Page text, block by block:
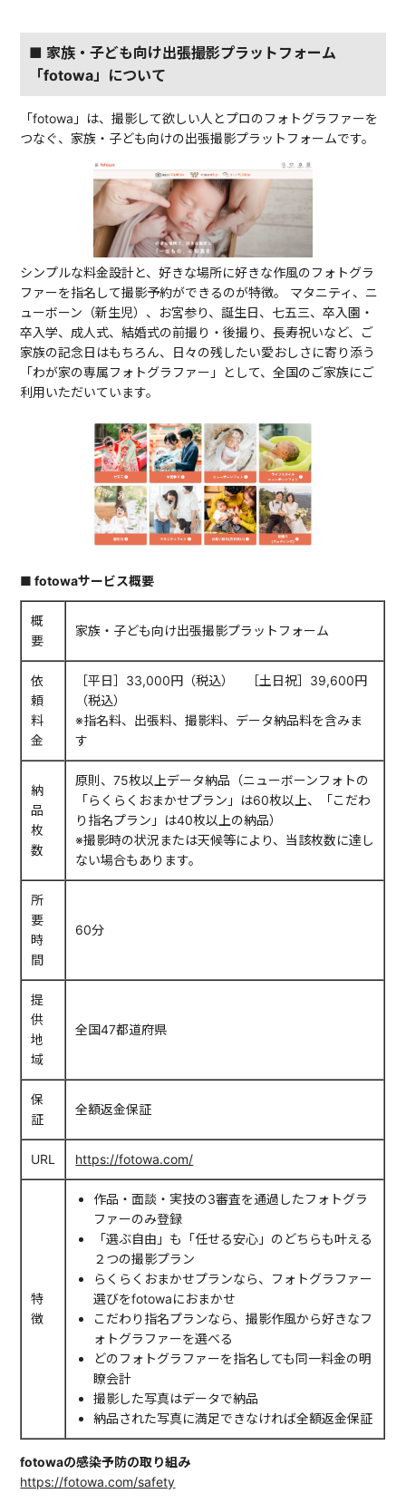
■ 家族・子ども向け出張撮影プラットフォーム
「fotowa」について
「fotowa」は、撮影して欲しい人とプロのフォトグラファーを
つなぐ、家族・子ども向けの出張撮影プラットフォームです。
シンプルな料金設計と、好きな場所に好きな作風のフォトグラ
ファーを指名して撮影予約ができるのが特徴。 マタニティ、ニ
ューボーン（新生児）、お宮参り、誕生日、七五三、卒入園・
卒入学、成人式、結婚式の前撮り・後撮り、長寿祝いなど、ご
家族の記念日はもちろん、日々の残したい愛おしさに寄り添う
「わが家の専属フォトグラファー」として、全国のご家族にご
利用いただいています。
■ fotowaサービス概要
概
要
家族・子ども向け出張撮影プラットフォーム
依
頼
料
金
［平日］33,000円（税込） ［土日祝］39,600円
（税込）
※指名料、出張料、撮影料、データ納品料を含みま
す
納
品
枚
数
原則、75枚以上データ納品（ニューボーンフォトの
「らくらくおまかせプラン」は60枚以上、「こだわ
り指名プラン」は40枚以上の納品）
※撮影時の状況または天候等により、当該枚数に達し
ない場合もあります。
所
要
時
間
60分
提
供
地
域
全国47都道府県
保
証
全額返金保証
URL https://fotowa.com/
特
徴
作品・面談・実技の3審査を通過したフォトグラ
ファーのみ登録
「選ぶ自由」も「任せる安心」のどちらも叶える
２つの撮影プラン
らくらくおまかせプランなら、フォトグラファー
選びをfotowaにおまかせ
こだわり指名プランなら、撮影作風から好きなフ
ォトグラファーを選べる
どのフォトグラファーを指名しても同一料金の明
瞭会計
撮影した写真はデータで納品
納品された写真に満足できなければ全額返金保証
fotowaの感染予防の取り組み
https://fotowa.com/safety